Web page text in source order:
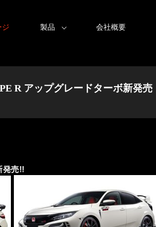
ジ 製品 会社概要
R アップグレードターボ新発売
発売!!